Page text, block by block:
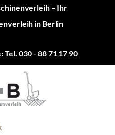
– Ihr
in Berlin
Tel. 030 - 88 71 17 90